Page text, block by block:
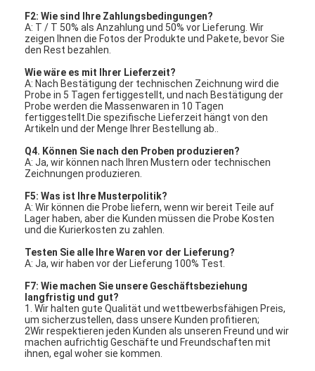
Digitale Druck-Membran-Schalter
Hintergrundbeleuchteter Membranschalter
Grafische Überlagerung
Medizinischer Membranschalter
Schalter mit flacher Membran
ESD-Membranwechsel
LCD-Membranschalter
Kapazitiver Membranschalter
PCB- und Silicone Gummi-Membranschalter
Schutzfolie und Verpackung aus Spurenpapier
F2: Wie sind Ihre Zahlungsbedingungen?
A: T / T 50% als Anzahlung und 50% vor Lieferung. Wir
zeigen Ihnen die Fotos der Produkte und Pakete, bevor Sie
den Rest bezahlen.
Wie wäre es mit Ihrer Lieferzeit?
A: Nach Bestätigung der technischen Zeichnung wird die
Probe in 5 Tagen fertiggestellt, und nach Bestätigung der
Probe werden die Massenwaren in 10 Tagen
fertiggestellt.Die spezifische Lieferzeit hängt von den
Artikeln und der Menge Ihrer Bestellung ab..
Q4. Können Sie nach den Proben produzieren?
A: Ja, wir können nach Ihren Mustern oder technischen
Zeichnungen produzieren.
F5: Was ist Ihre Musterpolitik?
A: Wir können die Probe liefern, wenn wir bereit Teile auf
Lager haben, aber die Kunden müssen die Probe Kosten
und die Kurierkosten zu zahlen.
Testen Sie alle Ihre Waren vor der Lieferung?
A: Ja, wir haben vor der Lieferung 100% Test.
F7: Wie machen Sie unsere Geschäftsbeziehung
langfristig und gut?
1. Wir halten gute Qualität und wettbewerbsfähigen Preis,
um sicherzustellen, dass unsere Kunden profitieren;
2Wir respektieren jeden Kunden als unseren Freund und wir
machen aufrichtig Geschäfte und Freundschaften mit
ihnen, egal woher sie kommen.